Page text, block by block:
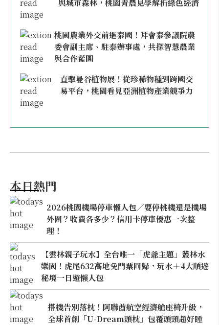
與城市森林，桃園青農見學解析綠色經濟
桃園農業外交前進泰國！拜會泰參議院農
委會副主席、駐泰辦事處，共探智慧農業
與合作藍圖
直擊曼谷植物展！從珍稀物種到跨國交
易平台，桃園看見亞洲植物產業競爭力
本日熱門
2026桃園機場停車懶人包／要停桃機還是機場
外圍？收費各多少？信用卡停車優惠一次整
理！
【雲林親子玩水】全台唯一「虎爺主題」叢林水
樂園！虎尾632高地免門票回歸，玩水＋4大順遊
秘境一日遊懶人包
搭機告別落枕！阿聯酋航空經濟艙座椅升級，
全球首創「U-Dream頭枕」包覆頭頸超好睡